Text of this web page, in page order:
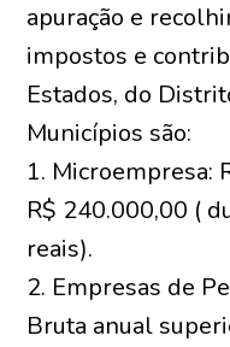
apuração e
impostos e
Estados, do
Municípios são:
1. Microempresa:
R$ 240.000,00 (
reais).
2. Empresas de
Bruta anual